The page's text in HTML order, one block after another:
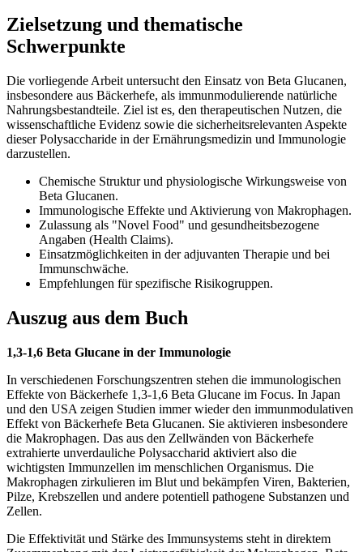
Zielsetzung und thematische
Schwerpunkte
Die vorliegende Arbeit untersucht den Einsatz von Beta Glucanen,
insbesondere aus Bäckerhefe, als immunmodulierende natürliche
Nahrungsbestandteile. Ziel ist es, den therapeutischen Nutzen, die
wissenschaftliche Evidenz sowie die sicherheitsrelevanten Aspekte
dieser Polysaccharide in der Ernährungsmedizin und Immunologie
darzustellen.
Chemische Struktur und physiologische Wirkungsweise von
Beta Glucanen.
Immunologische Effekte und Aktivierung von Makrophagen.
Zulassung als "Novel Food" und gesundheitsbezogene
Angaben (Health Claims).
Einsatzmöglichkeiten in der adjuvanten Therapie und bei
Immunschwäche.
Empfehlungen für spezifische Risikogruppen.
Auszug aus dem Buch
1,3-1,6 Beta Glucane in der Immunologie
In verschiedenen Forschungszentren stehen die immunologischen
Effekte von Bäckerhefe 1,3-1,6 Beta Glucane im Focus. In Japan
und den USA zeigen Studien immer wieder den immunmodulativen
Effekt von Bäckerhefe Beta Glucanen. Sie aktivieren insbesondere
die Makrophagen. Das aus den Zellwänden von Bäckerhefe
extrahierte unverdauliche Polysaccharid aktiviert also die
wichtigsten Immunzellen im menschlichen Organismus. Die
Makrophagen zirkulieren im Blut und bekämpfen Viren, Bakterien,
Pilze, Krebszellen und andere potentiell pathogene Substanzen und
Zellen.
Die Effektivität und Stärke des Immunsystems steht in direktem